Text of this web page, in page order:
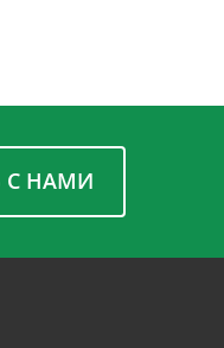
С НАМИ